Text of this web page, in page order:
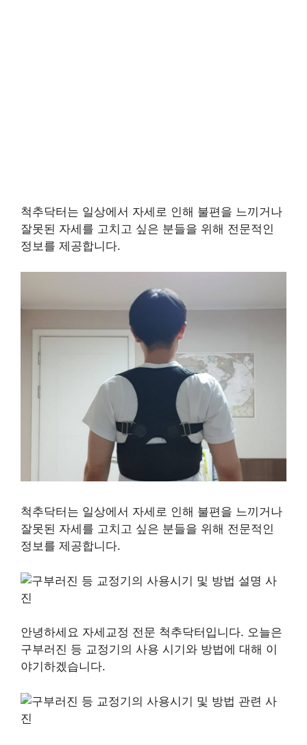
척추닥터는 일상에서 자세로 인해 불편을 느끼거나
잘못된 자세를 고치고 싶은 분들을 위해 전문적인
정보를 제공합니다.
척추닥터는 일상에서 자세로 인해 불편을 느끼거나
잘못된 자세를 고치고 싶은 분들을 위해 전문적인
정보를 제공합니다.
안녕하세요 자세교정 전문 척추닥터입니다. 오늘은
구부러진 등 교정기의 사용 시기와 방법에 대해 이
야기하겠습니다.